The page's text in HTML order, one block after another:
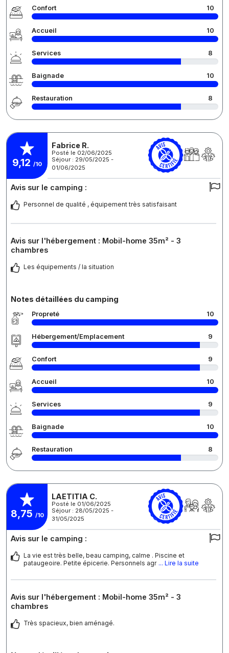
Confort 10
Accueil 10
Services 8
Baignade 10
Restauration 8
9,12 /10
Fabrice R.
Posté le 02/06/2025
Séjour : 29/05/2025 -
01/06/2025
Avis sur le camping :
Personnel de qualité , équipement très satisfaisant
Avis sur l'hébergement : Mobil-home 35m² - 3
chambres
Les équipements / la situation
Notes détaillées du camping
Propreté 10
Hébergement/Emplacement 9
Confort 9
Accueil 10
Services 9
Baignade 10
Restauration 8
8,75 /10
LAETITIA C.
Posté le 01/06/2025
Séjour : 28/05/2025 -
31/05/2025
Avis sur le camping :
La vie est très belle, beau camping, calme . Piscine et
pataugeoire. Petite épicerie. Personnels agr ... Lire la suite
Avis sur l'hébergement : Mobil-home 35m² - 3
chambres
Très spacieux, bien aménagé.